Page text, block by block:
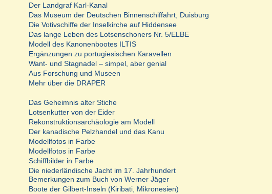
Der Landgraf Karl-Kanal
Das Museum der Deutschen Binnenschiffahrt, Duisburg
Die Votivschiffe der Inselkirche auf Hiddensee
Das lange Leben des Lotsenschoners Nr. 5/ELBE
Modell des Kanonenbootes ILTIS
Ergänzungen zu portugiesischen Karavellen
Want- und Stagnadel – simpel, aber genial
Aus Forschung und Museen
Mehr über die DRAPER
Das Geheimnis alter Stiche
Lotsenkutter von der Eider
Rekonstruktionsarchäologie am Modell
Der kanadische Pelzhandel und das Kanu
Modellfotos in Farbe
Modellfotos in Farbe
Schiffbilder in Farbe
Die niederländische Jacht im 17. Jahrhundert
Bemerkungen zum Buch von Werner Jäger
Boote der Gilbert-Inseln (Kiribati, Mikronesien)